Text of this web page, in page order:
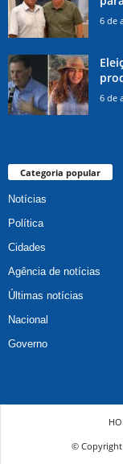
6 de
6 de
Categoria popular
Notícias
Política
Cidades
Agência de notícias
Últimas notícias
Nacional
Governo
© Copyright